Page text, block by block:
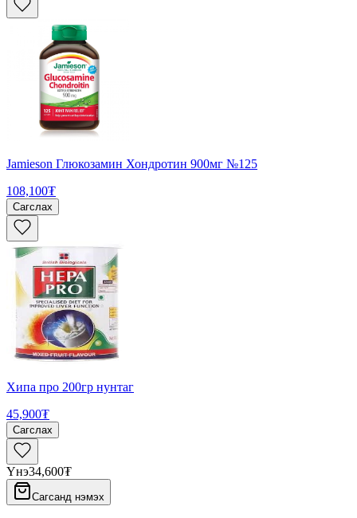
Jamieson Глюкозамин Хондротин 900мг №125
108,100₮
Сагслах
Хипа про 200гр нунтаг
45,900₮
Сагслах
Үнэ34,600₮
Сагсанд нэмэх